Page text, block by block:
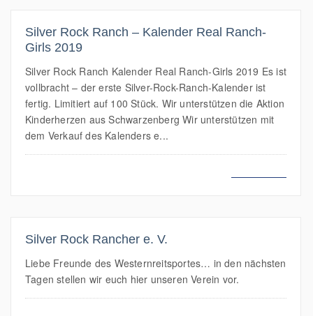
Silver Rock Ranch – Kalender Real Ranch-
Girls 2019
Silver Rock Ranch Kalender Real Ranch-Girls 2019 Es ist
vollbracht – der erste Silver-Rock-Ranch-Kalender ist
fertig. Limitiert auf 100 Stück. Wir unterstützen die Aktion
Kinderherzen aus Schwarzenberg Wir unterstützen mit
dem Verkauf des Kalenders e...
Silver Rock Rancher e. V.
Liebe Freunde des Westernreitsportes… in den nächsten
Tagen stellen wir euch hier unseren Verein vor.